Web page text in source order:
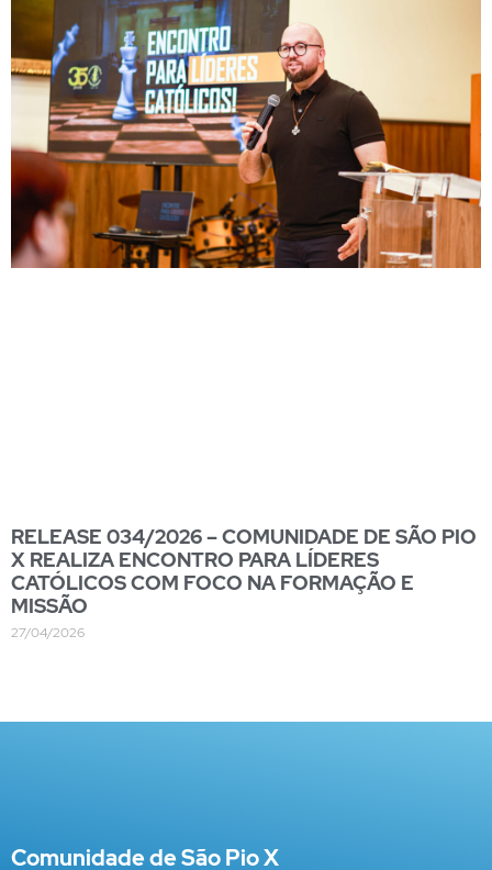
RELEASE 034/2026 – COMUNIDADE DE SÃO PIO
X REALIZA ENCONTRO PARA LÍDERES
CATÓLICOS COM FOCO NA FORMAÇÃO E
MISSÃO
27/04/2026
Comunidade de São Pio X